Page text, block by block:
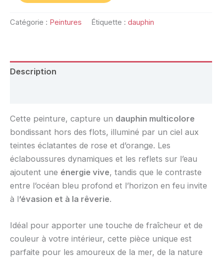
Catégorie : Peintures Étiquette : dauphin
Description
Cette peinture, capture un dauphin multicolore
bondissant hors des flots, illuminé par un ciel aux
teintes éclatantes de rose et d’orange. Les
éclaboussures dynamiques et les reflets sur l’eau
ajoutent une énergie vive, tandis que le contraste
entre l’océan bleu profond et l’horizon en feu invite
à l‘évasion et à la rêverie.
Idéal pour apporter une touche de fraîcheur et de
couleur à votre intérieur, cette pièce unique est
parfaite pour les amoureux de la mer, de la nature